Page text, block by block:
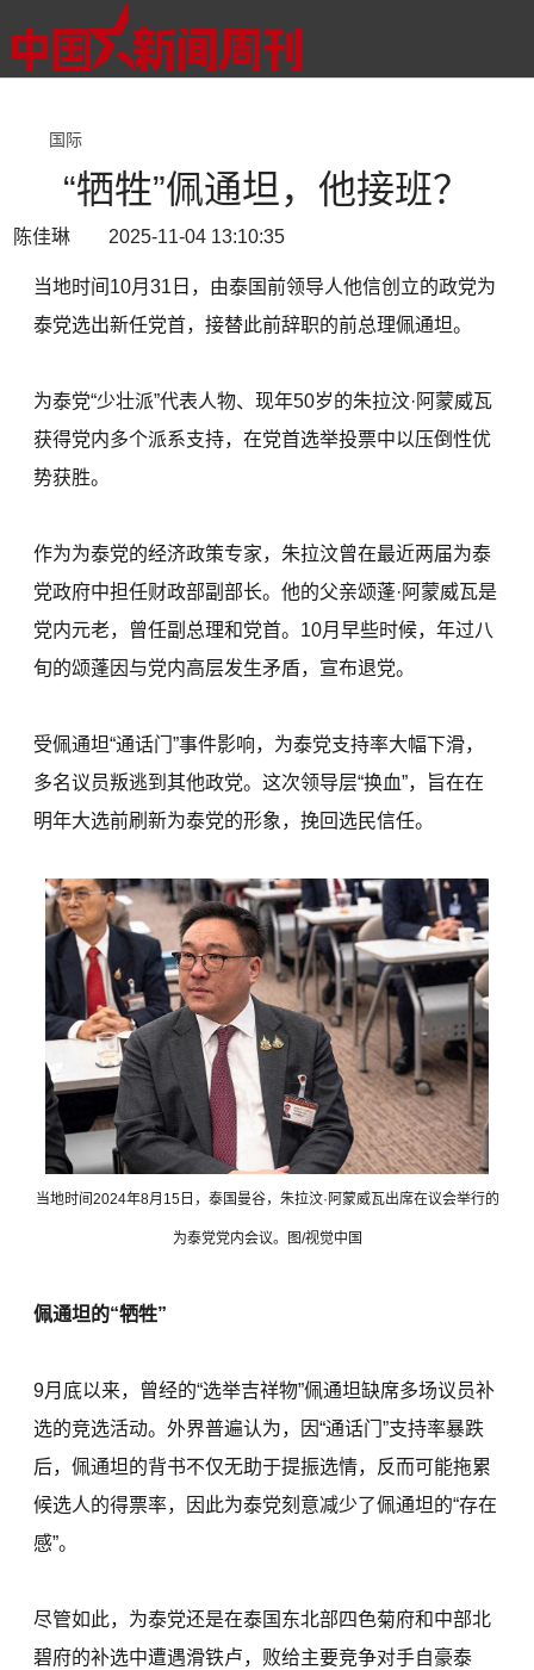
国际
“牺牲”佩通坦，他接班？
陈佳琳 2025-11-04 13:10:35
当地时间10月31日，由泰国前领导人他信创立的政党为
泰党选出新任党首，接替此前辞职的前总理佩通坦。
为泰党“少壮派”代表人物、现年50岁的朱拉汶·阿蒙威瓦
获得党内多个派系支持，在党首选举投票中以压倒性优
势获胜。
作为为泰党的经济政策专家，朱拉汶曾在最近两届为泰
党政府中担任财政部副部长。他的父亲颂蓬·阿蒙威瓦是
党内元老，曾任副总理和党首。10月早些时候，年过八
旬的颂蓬因与党内高层发生矛盾，宣布退党。
受佩通坦“通话门”事件影响，为泰党支持率大幅下滑，
多名议员叛逃到其他政党。这次领导层“换血”，旨在在
明年大选前刷新为泰党的形象，挽回选民信任。
当地时间2024年8月15日，泰国曼谷，朱拉汶·阿蒙威瓦出席在议会举行的
为泰党党内会议。图/视觉中国
佩通坦的“牺牲”
9月底以来，曾经的“选举吉祥物”佩通坦缺席多场议员补
选的竞选活动。外界普遍认为，因“通话门”支持率暴跌
后，佩通坦的背书不仅无助于提振选情，反而可能拖累
候选人的得票率，因此为泰党刻意减少了佩通坦的“存在
感”。
尽管如此，为泰党还是在泰国东北部四色菊府和中部北
碧府的补选中遭遇滑铁卢，败给主要竞争对手自豪泰